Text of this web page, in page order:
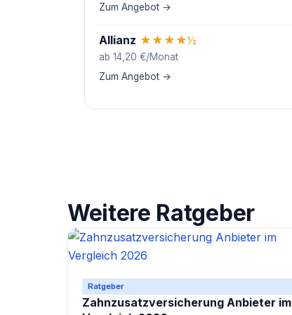
Zum Angebot →
Allianz ★ ★ ★ ★½
ab 14,20 €/Monat
Zum Angebot →
Weitere Ratgeber
Ratgeber
Zahnzusatzversicherung Anbieter im